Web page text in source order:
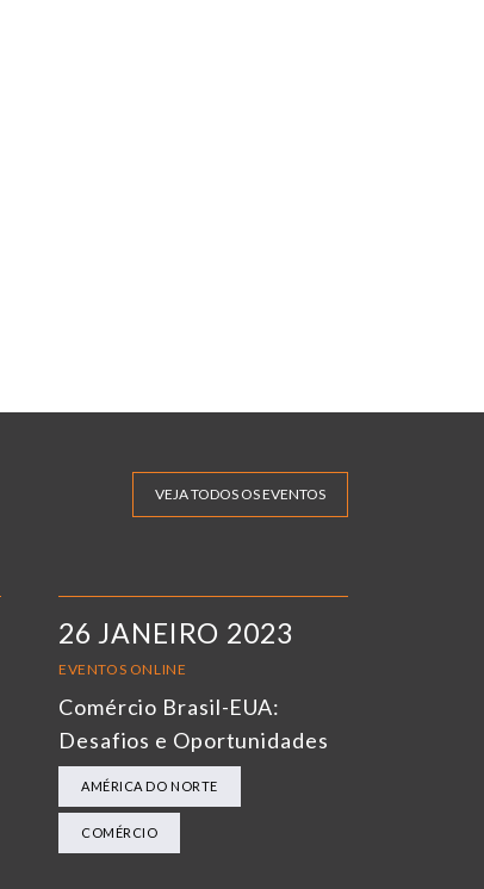
VEJA TODOS OS EVENTOS
26 JANEIRO 2023
EVENTOS ONLINE
Comércio Brasil-EUA:
Desafios e Oportunidades
AMÉRICA DO NORTE
COMÉRCIO